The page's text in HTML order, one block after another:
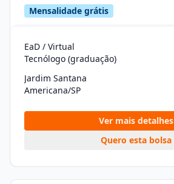
Mensalidade grátis
EaD / Virtual
Tecnólogo (graduação)
Jardim Santana
Americana/SP
Ver mais detalhes
Quero esta bolsa